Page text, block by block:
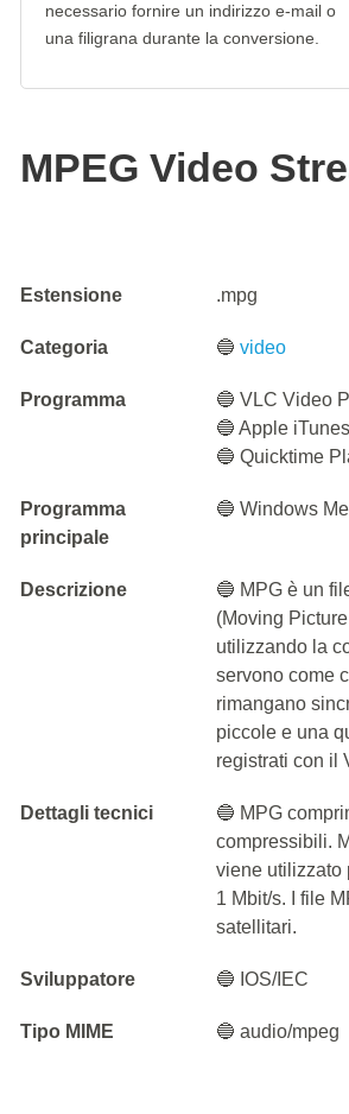
necessario fornire un indirizzo e-mail o
una filigrana durante la conversione.
MPEG Video
Estensione .mpg
Categoria 🔵video
Programma
🔵 VLC Video
🔵 Apple iTunes
🔵 Quicktime
Programma
principale
🔵 Windows
Descrizione
🔵 MPG è un
(Moving
utilizzando la
servono come
rimangano
piccole e una
registrati con il
Dettagli tecnici
🔵 MPG
compressibili.
viene utilizzato
1 Mbit/s. I file
satellitari.
Sviluppatore 🔵 IOS/IEC
Tipo MIME 🔵 audio/mpeg